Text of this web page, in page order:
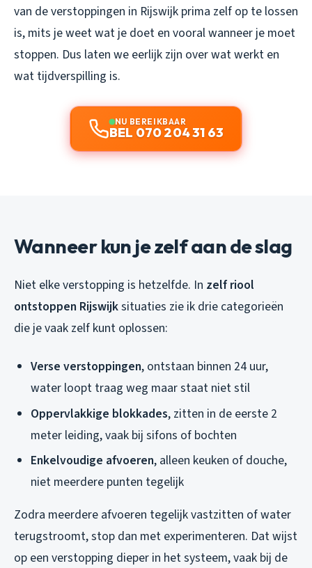
van de verstoppingen in Rijswijk prima zelf op te lossen
is, mits je weet wat je doet en vooralwanneer je moet
stoppen. Dus laten we eerlijk zijn over wat werkt en
wat tijdverspilling is.
NU BEREIKBAAR
BEL 070 204 31 63
Wanneer kun je zelf aan de slag
Niet elke verstopping is hetzelfde. In zelf riool
ontstoppen Rijswijksituaties zie ik drie categorieën
die je vaak zelf kunt oplossen:
Verse verstoppingen, ontstaan binnen 24 uur,
water loopt traag weg maar staat niet stil
Oppervlakkige blokkades, zitten in de eerste 2
meter leiding, vaak bij sifons of bochten
Enkelvoudige afvoeren, alleen keuken of douche,
niet meerdere punten tegelijk
Zodra meerdere afvoeren tegelijk vastzitten of water
terugstroomt, stop dan met experimenteren. Dat wijst
op een verstopping dieper in het systeem, vaak bij de